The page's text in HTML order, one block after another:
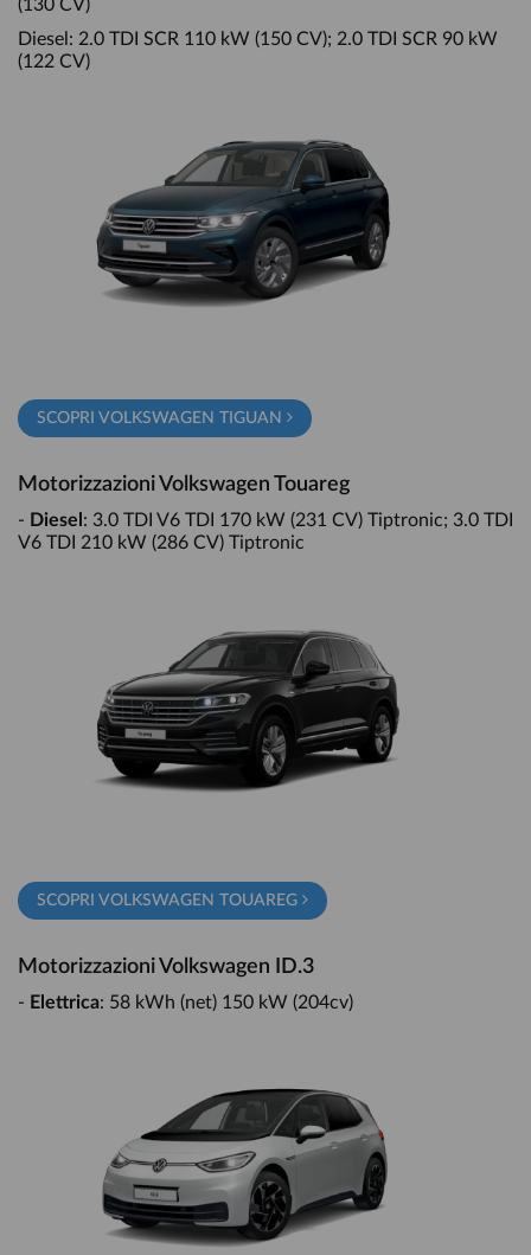
(130 CV)
Diesel: 2.0 TDI SCR 110 kW (150 CV); 2.0 TDI SCR 90 kW
(122 CV)
SCOPRI VOLKSWAGEN TIGUAN
Motorizzazioni Volkswagen Touareg
- Diesel : 3.0 TDI V6 TDI 170 kW (231 CV) Tiptronic; 3.0 TDI
V6 TDI 210 kW (286 CV) Tiptronic
SCOPRI VOLKSWAGEN TOUAREG
Motorizzazioni Volkswagen ID.3
- Elettrica: 58 kWh (net) 150 kW (204cv)